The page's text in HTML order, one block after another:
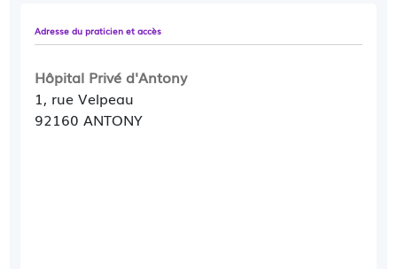
Adresse du praticien et accès
Hôpital Privé d'Antony
1, rue Velpeau
92160 ANTONY